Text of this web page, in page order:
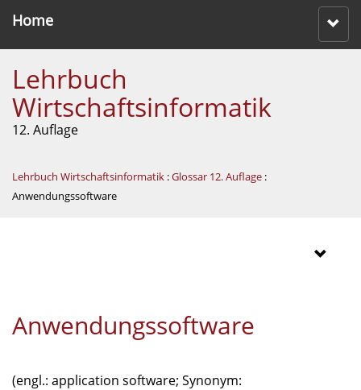
Home
Lehrbuch
Wirtschaftsinformatik
12. Auflage
Lehrbuch Wirtschaftsinformatik :Glossar 12. Auflage :
Anwendungssoftware
Anwendungssoftware
(engl.: application software; Synonym: